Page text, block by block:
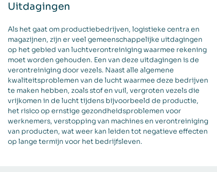
Uitdagingen
Als het gaat om productiebedrijven, logistieke centra en
magazijnen, zijn er veel gemeenschappelijke uitdagingen
op het gebied van luchtverontreiniging waarmee rekening
moet worden gehouden. Een van deze uitdagingen is de
verontreiniging door vezels. Naast alle algemene
kwaliteitsproblemen van de lucht waarmee deze bedrijven
te maken hebben, zoals stof en vuil, vergroten vezels die
vrijkomen in de lucht tijdens bijvoorbeeld de productie,
het risico op ernstige gezondheidsproblemen voor
werknemers, verstopping van machines en verontreiniging
van producten, wat weer kan leiden tot negatieve effecten
op lange termijn voor het bedrijfsleven.